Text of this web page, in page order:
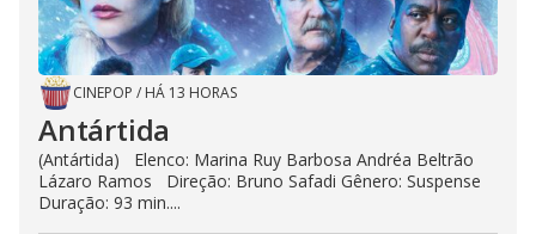
CINEPOP / HÁ 13 HORAS
Antártida
(Antártida) Elenco: Marina Ruy Barbosa Andréa Beltrão
Lázaro Ramos Direção: Bruno Safadi Gênero: Suspense
Duração: 93 min....